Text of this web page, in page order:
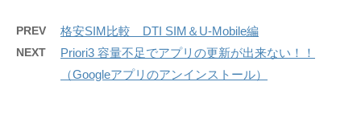
PREV 格安SIM比較 DTI SIM＆U-Mobile編
NEXT
Priori3 容量不足でアプリの更新が出来ない！！
（Googleアプリのアンインストール）